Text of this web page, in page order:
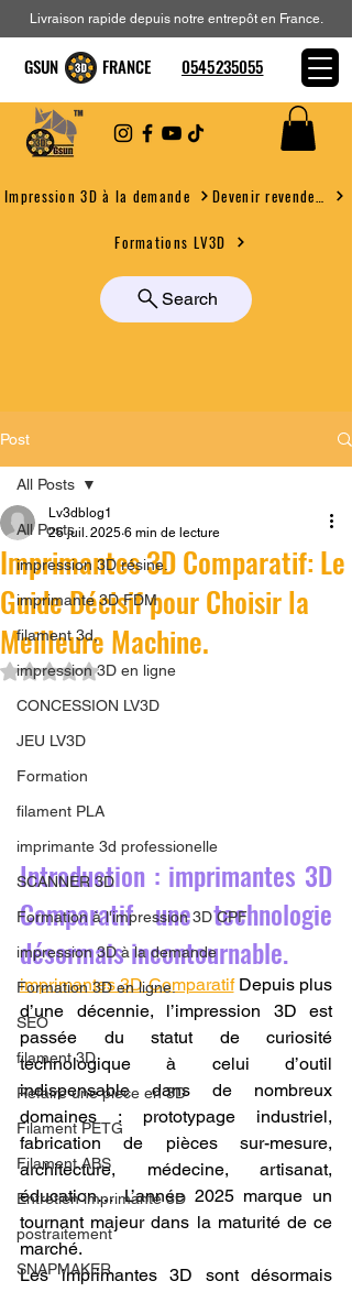
Impression 3D à la demande
Formations LV3D
Search
Livraison rapide depuis notre entrepôt en France.
GSUN FRANCE 0545235055
Post
All Posts
impression 3D résine.
imprimante 3D FDM
filament 3d,
impression 3D en ligne
CONCESSION LV3D
JEU LV3D
Formation
filament PLA
imprimante 3d professionelle
SCANNER 3D
Formation à l'impression 3D CPF
impression 3D à la demande
Formation 3D en ligne.
SEO
filament 3D
Refaire une piece en 3D
Filament PETG
Filament ABS
Entretien imprimante 3D
postraitement
SNAPMAKER
All Posts
Imprimantes 3D Comparatif: Le
Guide Décisif pour Choisir la
Meilleure Machine.
Lv3dblog1
26 juil. 2025 6 min de lecture
Noté NaN étoiles sur 5.
Introduction : imprimantes 3D
Comparatif une technologie
désormais incontournable.
imprimantes 3D Comparatif Depuis plus
d’une décennie, l’impression 3D est
passée du statut de curiosité
technologique à celui d’outil
indispensable dans de nombreux
domaines : prototypage industriel,
fabrication de pièces sur-mesure,
architecture, médecine, artisanat,
éducation… L’année 2025 marque un
tournant majeur dans la maturité de ce
marché.
Les imprimantes 3D sont désormais